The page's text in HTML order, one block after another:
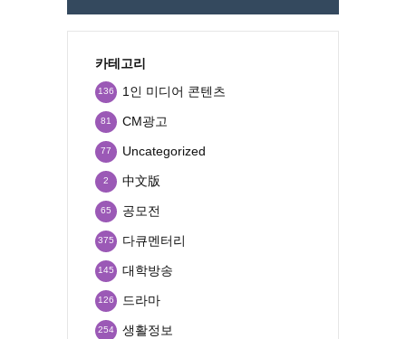
카테고리
1인 미디어 콘텐츠
136
CM광고
81
Uncategorized
77
中文版
2
공모전
65
다큐멘터리
375
대학방송
145
드라마
126
생활정보
254